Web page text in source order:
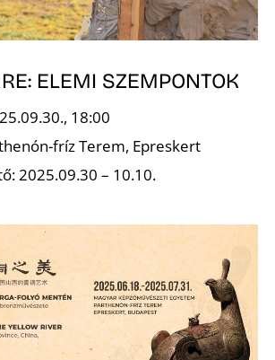
ELEMI SZEMPONTOK
18:00
fríz Terem, Epreskert
2025.09.30 – 10.10.